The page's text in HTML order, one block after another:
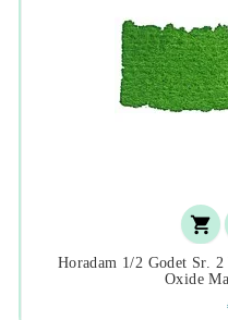

Horadam 1/2 Godet Sr.
Oxide